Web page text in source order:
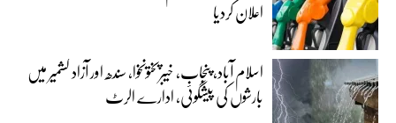
اعلان کردیا
اسلام آباد، پنجاب، خیبرپختونخوا، سندھ اور آزاد کشمیر میں
بارشوں کی پیشگوئی، ادارے الرٹ